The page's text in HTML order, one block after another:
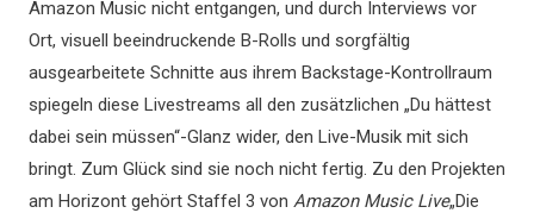
Amazon Music nicht entgangen, und durch Interviews vor
Ort, visuell beeindruckende B-Rolls und sorgfältig
ausgearbeitete Schnitte aus ihrem Backstage-Kontrollraum
spiegeln diese Livestreams all den zusätzlichen „Du hättest
dabei sein müssen“-Glanz wider, den Live-Musik mit sich
bringt. Zum Glück sind sie noch nicht fertig. Zu den Projekten
am Horizont gehört Staffel 3 von Amazon Music Live„Die